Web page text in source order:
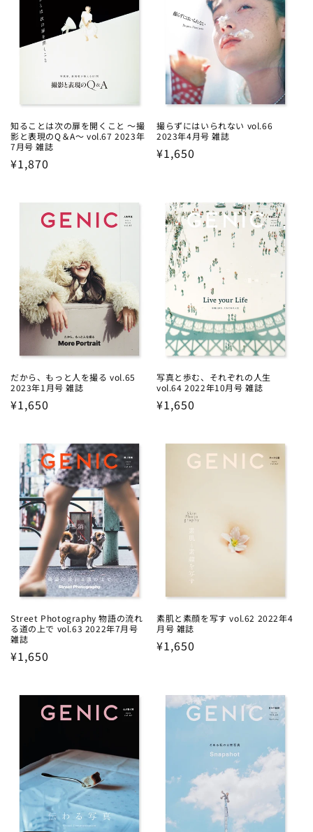
知ることは次の扉を開くこと ～撮
影と表現のQ＆A～ vol.67 2023年
7月号 雑誌
Regular
¥1,870
撮らずにはいられない vol.66
2023年4月号 雑誌
Regular
¥1,650
だから、もっと人を撮る vol.65
2023年1月号 雑誌
Regular
¥1,650
写真と歩む、それぞれの人生
vol.64 2022年10月号 雑誌
Regular
¥1,650
Street Photography 物語の流れ
る道の上で vol.63 2022年7月号
雑誌
Regular
¥1,650
素肌と素顔を写す vol.62 2022年4
月号 雑誌
Regular
¥1,650